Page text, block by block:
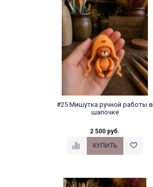
#25 Мишутка ручной работы в
шапочке
2 500 руб.